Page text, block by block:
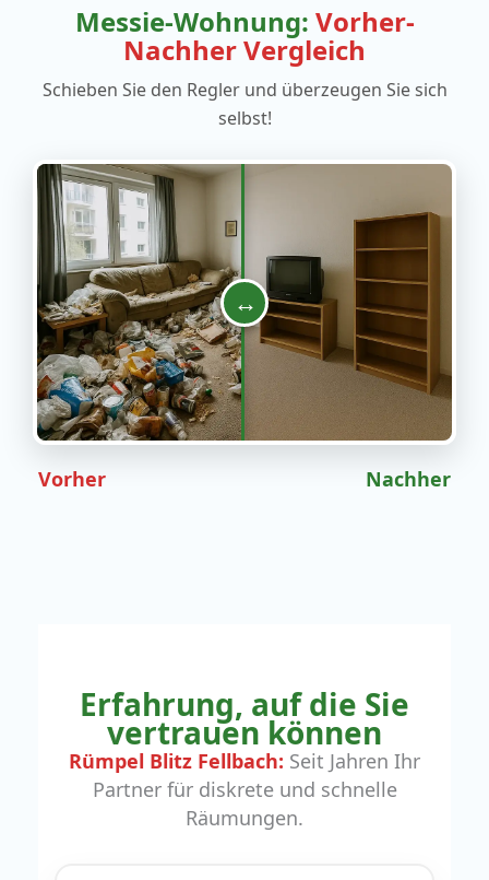
Messie-Wohnung: Vorher-
Nachher Vergleich
Schieben Sie den Regler und überzeugen Sie sich
selbst!
↔
Vorher Nachher
Erfahrung, auf die Sie
vertrauen können
Rümpel Blitz Fellbach: Seit Jahren Ihr
Partner für diskrete und schnelle
Räumungen.